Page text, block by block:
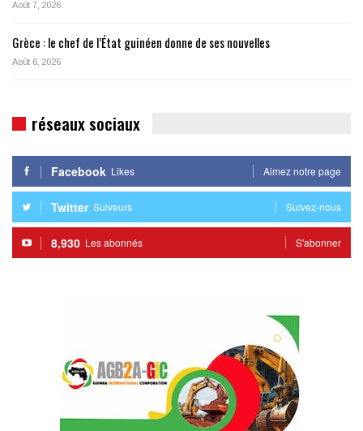
Août 7, 2026
Grèce : le chef de l’État guinéen donne de ses nouvelles
Août 6, 2026
réseaux sociaux
Facebook Likes Aimez notre page
Twitter Suiveurs Suivez-nous
8,930 Les abonnés S'abonner